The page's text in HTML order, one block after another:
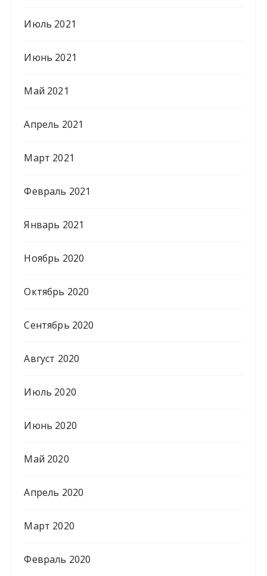
Июль 2021
Июнь 2021
Май 2021
Апрель 2021
Март 2021
Февраль 2021
Январь 2021
Ноябрь 2020
Октябрь 2020
Сентябрь 2020
Август 2020
Июль 2020
Июнь 2020
Май 2020
Апрель 2020
Март 2020
Февраль 2020